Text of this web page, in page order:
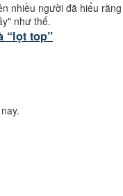
người đã hiểu
như thế.
“lọt top”